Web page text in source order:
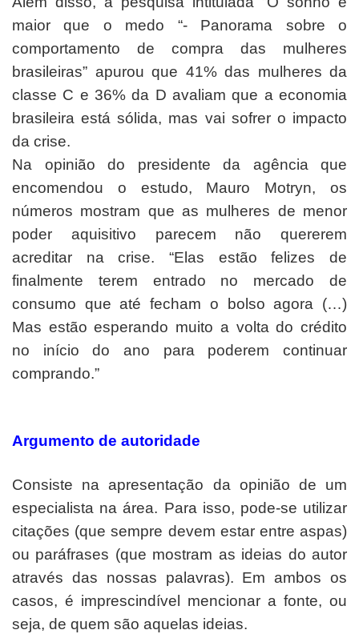
maior que o medo “- Panorama sobre o
comportamento de compra das mulheres
brasileiras” apurou que 41% das mulheres da
classe C e 36% da D avaliam que a economia
brasileira está sólida, mas vai sofrer o impacto
da crise.
Na opinião do presidente da agência que
encomendou o estudo, Mauro Motryn, os
números mostram que as mulheres de menor
poder aquisitivo parecem não quererem
acreditar na crise. “Elas estão felizes de
finalmente terem entrado no mercado de
consumo que até fecham o bolso agora (…)
Mas estão esperando muito a volta do crédito
no início do ano para poderem continuar
comprando.”
Argumento de autoridade
Consiste na apresentação da opinião de um
especialista na área. Para isso, pode-se utilizar
citações (que sempre devem estar entre aspas)
ou paráfrases (que mostram as ideias do autor
através das nossas palavras). Em ambos os
casos, é imprescindível mencionar a fonte, ou
seja, de quem são aquelas ideias.